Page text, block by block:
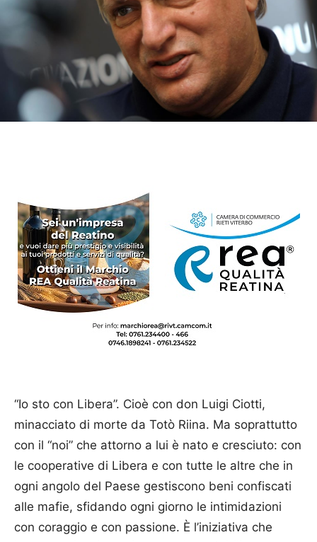
“Io sto con Libera”. Cioè con don Luigi Ciotti,
minacciato di morte da Totò Riina. Ma soprattutto
con il “noi” che attorno a lui è nato e cresciuto: con
le cooperative di Libera e con tutte le altre che in
ogni angolo del Paese gestiscono beni confiscati
alle mafie, sfidando ogni giorno le intimidazioni
con coraggio e con passione. È l’iniziativa che